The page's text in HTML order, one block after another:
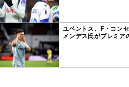
ユベントス、F・コン
メンデス氏がプレミア